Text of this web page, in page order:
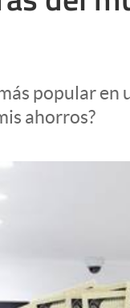
popular
ahorros?